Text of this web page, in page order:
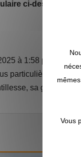
ci-dessous
à 1:58 pm
particulièrement à
sa
Vous